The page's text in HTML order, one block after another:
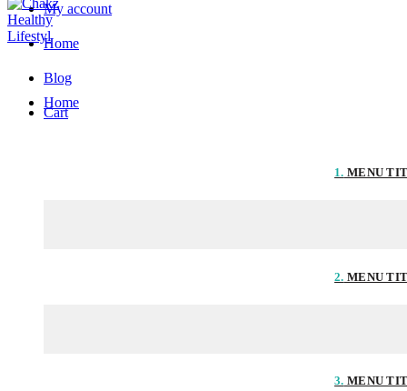
My account
Home
Blog
Cart
Home
1. MENU
2. MENU
3. MENU